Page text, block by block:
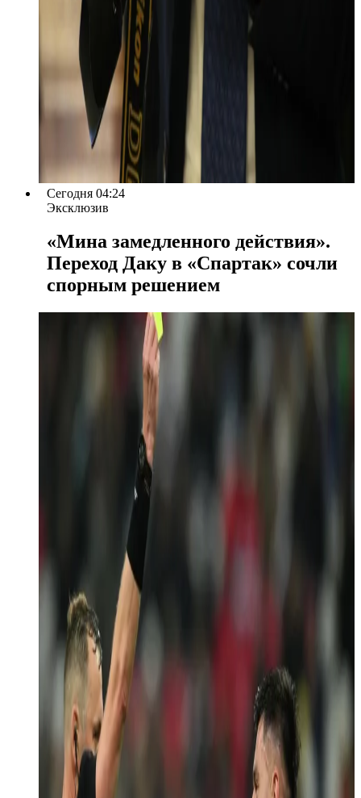
Сегодня 04:24
Эксклюзив
«Мина замедленного действия».
Переход Даку в «Спартак» сочли
спорным решением